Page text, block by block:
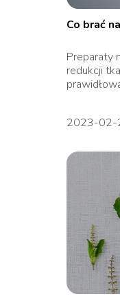
Co brać
Preparaty
redukcji
2023-02-